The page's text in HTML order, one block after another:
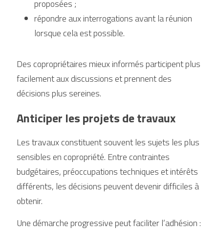
proposées ;
répondre aux interrogations avant la réunion
lorsque cela est possible.
Des copropriétaires mieux informés participent plus
facilement aux discussions et prennent des
décisions plus sereines.
Anticiper les projets de travaux
Les travaux constituent souvent les sujets les plus
sensibles en copropriété. Entre contraintes
budgétaires, préoccupations techniques et intérêts
différents, les décisions peuvent devenir difficiles à
obtenir.
Une démarche progressive peut faciliter l’adhésion :